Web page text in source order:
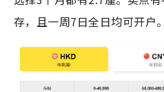
存，且一周7日全日均可开户。